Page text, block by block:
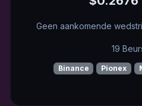
Geen aankomende
19
Binance Pionex